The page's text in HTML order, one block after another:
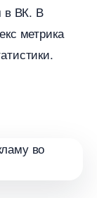
в ВК.
метрика